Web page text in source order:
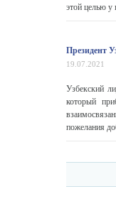
этой целью у
Президент
19.07.2021
Узбекский
который
пожелания